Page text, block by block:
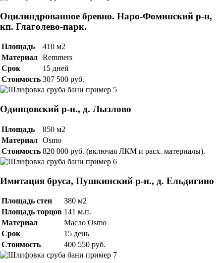
Оцилиндрованное бревно. Наро-Фоминский р-н,
кп. Глаголево-парк.
Площадь
410 м2
Материал Remmers
Срок
15 дней
Стоимость 307 500 руб.
Одинцовский р-н., д. Лызлово
Площадь
850 м2
Материал Osmo
Стоимость 820 000 руб. (включая ЛКМ и расх. материалы).
Имитация бруса, Пушкинский р-н., д. Ельдигино
Площадь стен
380 м2
Площадь торцов 141 м.п.
Материал
Масло Osmo
Срок
15 день
Стоимость
400 550 руб.